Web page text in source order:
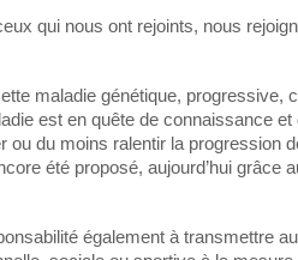
qui nous ont rejoints, nous
maladie génétique,
est en quête de connaissance
du moins ralentir la progression
été proposé, aujourd’hui
également à transmettre